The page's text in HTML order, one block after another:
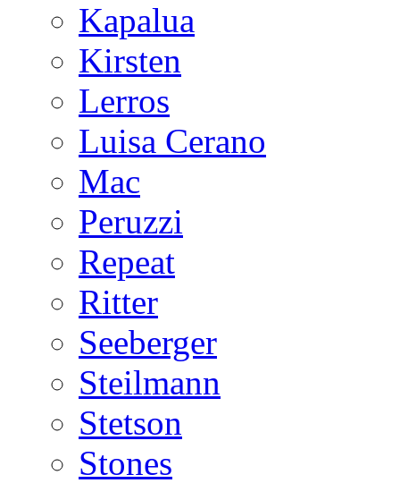
Kapalua
Kirsten
Lerros
Luisa Cerano
Mac
Peruzzi
Repeat
Ritter
Seeberger
Steilmann
Stetson
Stones